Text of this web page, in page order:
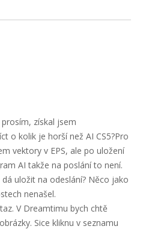
získal jsem
o kolik je horší než AI CS5?Pro
vektory v EPS, ale po uložení
AI takže na poslání to není.
uložit na odeslání? Něco jako
nenašel.
V Dreamtimu bych chtě
Sice kliknu v seznamu